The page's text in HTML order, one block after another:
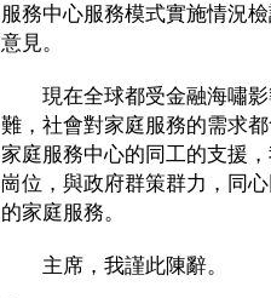
服務中心服務模式實施情況
意見。
現在全球都受金融海嘯影
難，社會對家庭服務的需求
家庭服務中心的同工的支援
崗位，與政府群策群力，同
的家庭服務。
主席，我謹此陳辭。